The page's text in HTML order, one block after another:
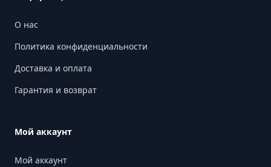
О нас
Политика конфиденциальности
Доставка и оплата
Гарантия и возврат
Мой аккаунт
Мой аккаунт